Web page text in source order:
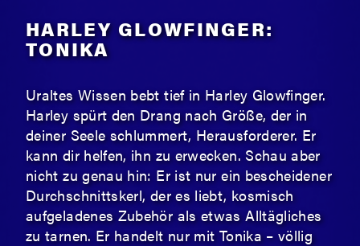
HARLEY GLOWFINGER:
TONIKA
Uraltes Wissen bebt tief in Harley Glowfinger.
Harley spürt den Drang nach Größe, der in
deiner Seele schlummert, Herausforderer. Er
kann dir helfen, ihn zu erwecken. Schau aber
nicht zu genau hin: Er ist nur ein bescheidener
Durchschnittskerl, der es liebt, kosmisch
aufgeladenes Zubehör als etwas Alltägliches
zu tarnen. Er handelt nur mit Tonika – völlig